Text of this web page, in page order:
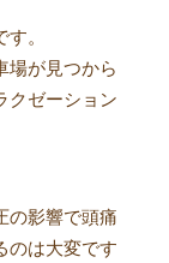
。
場が見つから
クゼーション
の影響で頭痛
のは大変です